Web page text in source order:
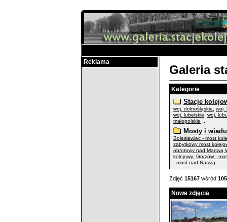
Reklama
Galeria
Kategorie
Stacje
woj. dolnośląskie
woj.
woj. lubelskie
woj.
małopolskie
Mosty i
Bolesławiec - most
zabytkowy most
obrotowy nad Martwą
kolejowy Gorzów -
- most nad Narwią
Zdjęć 15167 wśród
Nowe zdjęcia